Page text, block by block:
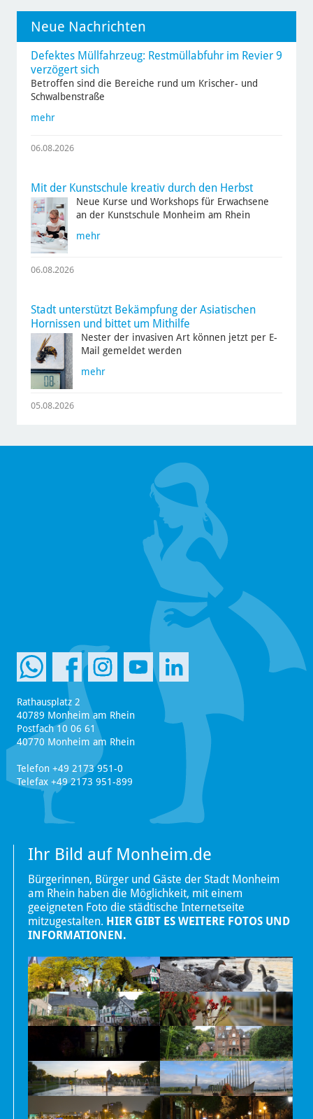
Neue Nachrichten
Defektes Müllfahrzeug: Restmüllabfuhr im Revier 9
verzögert sich
Betroffen sind die Bereiche rund um Krischer- und
Schwalbenstraße
mehr
06.08.2026
Mit der Kunstschule kreativ durch den Herbst
Neue Kurse und Workshops für Erwachsene
an der Kunstschule Monheim am Rhein
mehr
06.08.2026
Stadt unterstützt Bekämpfung der Asiatischen
Hornissen und bittet um Mithilfe
Nester der invasiven Art können jetzt per E-
Mail gemeldet werden
mehr
05.08.2026
Rathausplatz 2
40789 Monheim am Rhein
Postfach 10 06 61
40770 Monheim am Rhein
Telefon +49 2173 951-0
Telefax +49 2173 951-899
Ihr Bild auf Monheim.de
Bürgerinnen, Bürger und Gäste der Stadt Monheim
am Rhein haben die Möglichkeit, mit einem
geeigneten Foto die städtische Internetseite
mitzugestalten. HIER GIBT ES WEITERE FOTOS UND
INFORMATIONEN.